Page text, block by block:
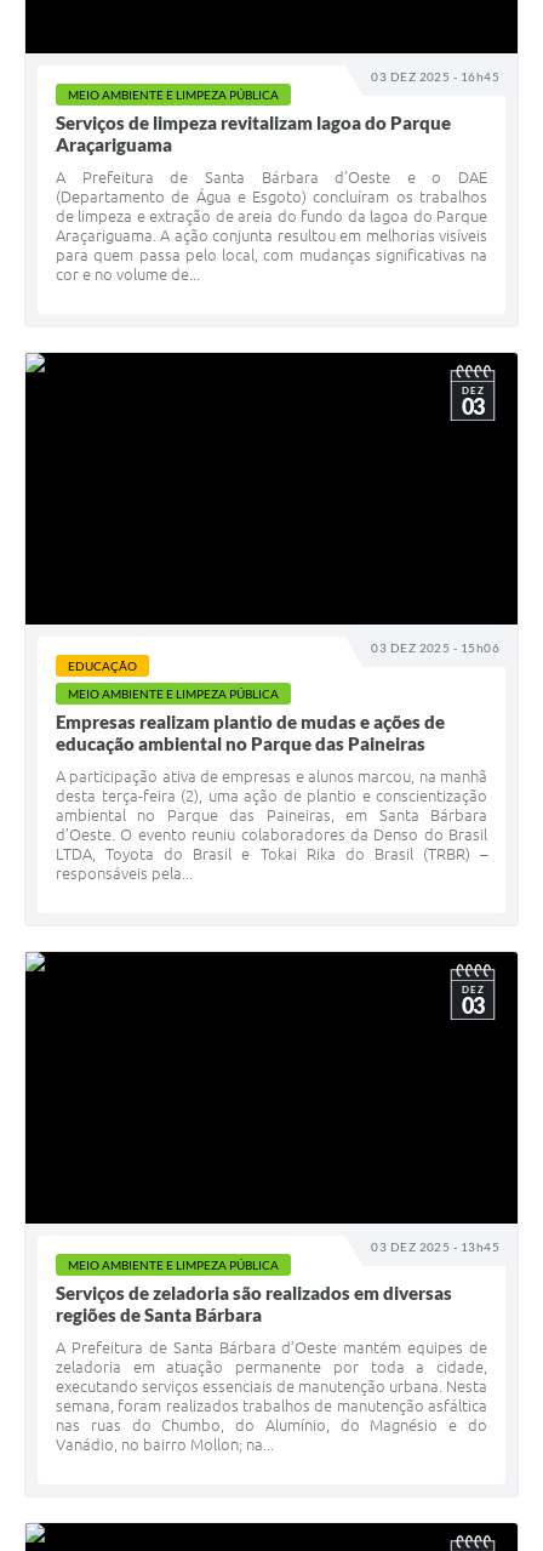
03 DEZ 2025 - 16h45
MEIO AMBIENTE E LIMPEZA PÚBLICA
Serviços de limpeza revitalizam lagoa do Parque
Araçariguama
A Prefeitura de Santa Bárbara d’Oeste e o DAE
(Departamento de Água e Esgoto) concluíram os trabalhos
de limpeza e extração de areia do fundo da lagoa do Parque
Araçariguama. A ação conjunta resultou em melhorias visíveis
para quem passa pelo local, com mudanças significativas na
cor e no volume de...
03 DEZ 2025 - 15h06
DEZ
03
EDUCAÇÃO
MEIO AMBIENTE E LIMPEZA PÚBLICA
Empresas realizam plantio de mudas e ações de
educação ambiental no Parque das Paineiras
A participação ativa de empresas e alunos marcou, na manhã
desta terça-feira (2), uma ação de plantio e conscientização
ambiental no Parque das Paineiras, em Santa Bárbara
d’Oeste. O evento reuniu colaboradores da Denso do Brasil
LTDA, Toyota do Brasil e Tokai Rika do Brasil (TRBR) –
responsáveis pela...
03 DEZ 2025 - 13h45
DEZ
03
MEIO AMBIENTE E LIMPEZA PÚBLICA
Serviços de zeladoria são realizados em diversas
regiões de Santa Bárbara
A Prefeitura de Santa Bárbara d’Oeste mantém equipes de
zeladoria em atuação permanente por toda a cidade,
executando serviços essenciais de manutenção urbana. Nesta
semana, foram realizados trabalhos de manutenção asfáltica
nas ruas do Chumbo, do Alumínio, do Magnésio e do
Vanádio, no bairro Mollon; na...